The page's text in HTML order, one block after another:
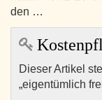
den …
Dieser Artikel
„eigentümlich